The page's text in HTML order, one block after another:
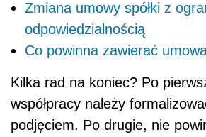
Zmiana umowy spółki z
odpowiedzialnością
Co powinna zawierać
Kilka rad na koniec? Po
współpracy należy
podjęciem. Po drugie, nie